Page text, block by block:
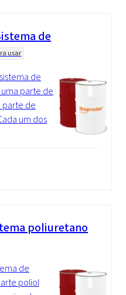
de
usar
de
parte de
parte de
um dos
poliuretano
de
poliol